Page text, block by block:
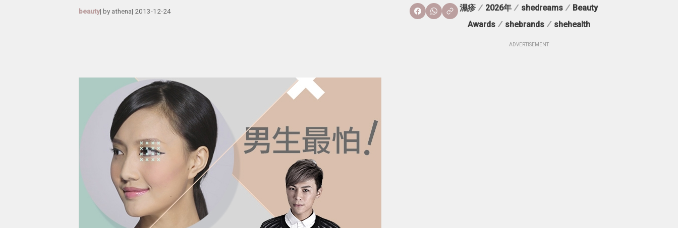
beauty| by athena| 2013-12-24 濕疹 / 2026年 / shedreams / Beauty
Awards/ shebrands/ shehealth
ADVERTISEMENT